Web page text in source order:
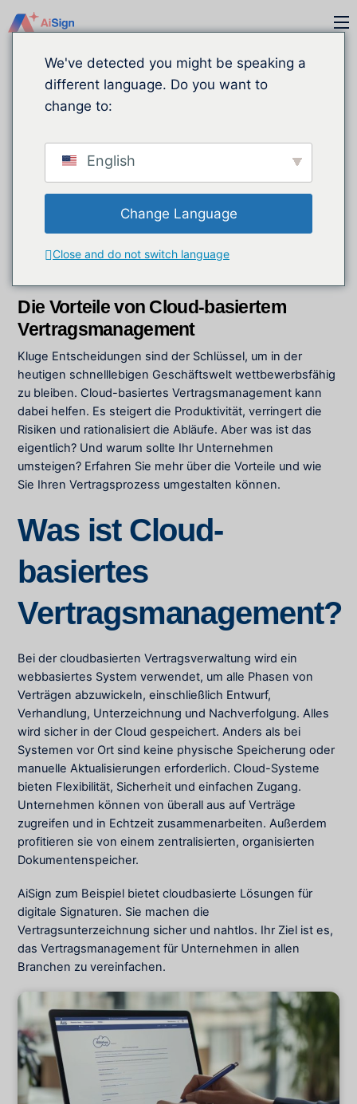
Inhalt
DEZEMBER
20
Die Vorteile von Cloud-basiertem
Vertragsmanagement
Kluge Entscheidungen sind der Schlüssel, um in der
heutigen schnelllebigen Geschäftswelt wettbewerbsfähig
zu bleiben. Cloud-basiertes Vertragsmanagement kann
dabei helfen. Es steigert die Produktivität, verringert die
Risiken und rationalisiert die Abläufe. Aber was ist das
eigentlich? Und warum sollte Ihr Unternehmen
umsteigen? Erfahren Sie mehr über die Vorteile und wie
Sie Ihren Vertragsprozess umgestalten können.
Was ist Cloud-
basiertes
Vertragsmanagement?
Bei der cloudbasierten Vertragsverwaltung wird ein
webbasiertes System verwendet, um alle Phasen von
Verträgen abzuwickeln, einschließlich Entwurf,
Verhandlung, Unterzeichnung und Nachverfolgung. Alles
wird sicher in der Cloud gespeichert. Anders als bei
Systemen vor Ort sind keine physische Speicherung oder
manuelle Aktualisierungen erforderlich. Cloud-Systeme
bieten Flexibilität, Sicherheit und einfachen Zugang.
Unternehmen können von überall aus auf Verträge
zugreifen und in Echtzeit zusammenarbeiten. Außerdem
profitieren sie von einem zentralisierten, organisierten
Dokumentenspeicher.
AiSign zum Beispiel bietet cloudbasierte Lösungen für
digitale Signaturen. Sie machen die
Vertragsunterzeichnung sicher und nahtlos. Ihr Ziel ist es,
das Vertragsmanagement für Unternehmen in allen
Branchen zu vereinfachen.
We've detected you might be speaking a
different language. Do you want to
change to:
English
Change Language
Close and do not switch language